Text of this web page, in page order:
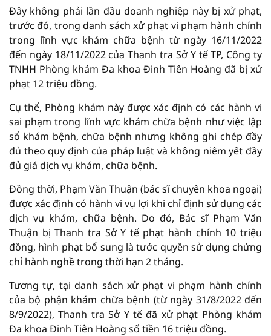
Đây không phải lần đầu doanh nghiệp này bị xử phạt,
trước đó, trong danh sách xử phạt vi phạm hành chính
trong lĩnh vực khám chữa bệnh từ ngày 16/11/2022
đến ngày 18/11/2022 của Thanh tra Sở Y tế TP, Công ty
TNHH Phòng khám Đa khoa Đinh Tiên Hoàng đã bị xử
phạt 12 triệu đồng.
Cụ thể, Phòng khám này được xác định có các hành vi
sai phạm trong lĩnh vực khám chữa bệnh như việc lập
sổ khám bệnh, chữa bệnh nhưng không ghi chép đầy
đủ theo quy định của pháp luật và không niêm yết đầy
đủ giá dịch vụ khám, chữa bệnh.
Đồng thời, Phạm Văn Thuận (bác sĩ chuyên khoa ngoại)
được xác định có hành vi vụ lợi khi chỉ định sử dụng các
dịch vụ khám, chữa bệnh. Do đó, Bác sĩ Phạm Văn
Thuận bị Thanh tra Sở Y tế phạt hành chính 10 triệu
đồng, hình phạt bổ sung là tước quyền sử dụng chứng
chỉ hành nghề trong thời hạn 2 tháng.
Tương tự, tại danh sách xử phạt vi phạm hành chính
của bộ phận khám chữa bệnh (từ ngày 31/8/2022 đến
8/9/2022), Thanh tra Sở Y tế đã xử phạt Phòng khám
Đa khoa Đinh Tiên Hoàng số tiền 16 triệu đồng.